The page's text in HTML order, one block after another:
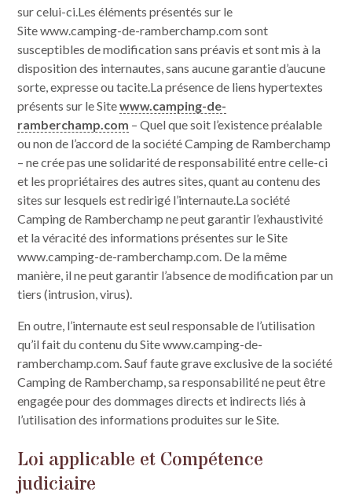
sur celui-ci.Les éléments présentés sur le
Site www.camping-de-ramberchamp.com sont
susceptibles de modification sans préavis et sont mis à la
disposition des internautes, sans aucune garantie d’aucune
sorte, expresse ou tacite.La présence de liens hypertextes
présents sur le Sitewww.camping-de-
ramberchamp.com – Quel que soit l’existence préalable
ou non de l’accord de la société Camping de Ramberchamp
– ne crée pas une solidarité de responsabilité entre celle-ci
et les propriétaires des autres sites, quant au contenu des
sites sur lesquels est redirigé l’internaute.La société
Camping de Ramberchamp ne peut garantir l’exhaustivité
et la véracité des informations présentes sur le Site
www.camping-de-ramberchamp.com. De la même
manière, il ne peut garantir l’absence de modification par un
tiers (intrusion, virus).
En outre, l’internaute est seul responsable de l’utilisation
qu’il fait du contenu du Site www.camping-de-
ramberchamp.com. Sauf faute grave exclusive de la société
Camping de Ramberchamp, sa responsabilité ne peut être
engagée pour des dommages directs et indirects liés à
l’utilisation des informations produites sur le Site.
Loi applicable et Compétence
judiciaire